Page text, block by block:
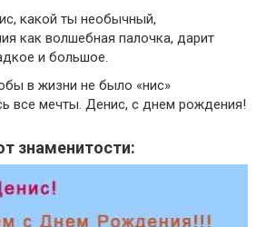
какой ты необычный,
как волшебная палочка, дарит
и большое.
в жизни не было «нис»
все мечты. Денис, с днем рождения!
знаменитости: